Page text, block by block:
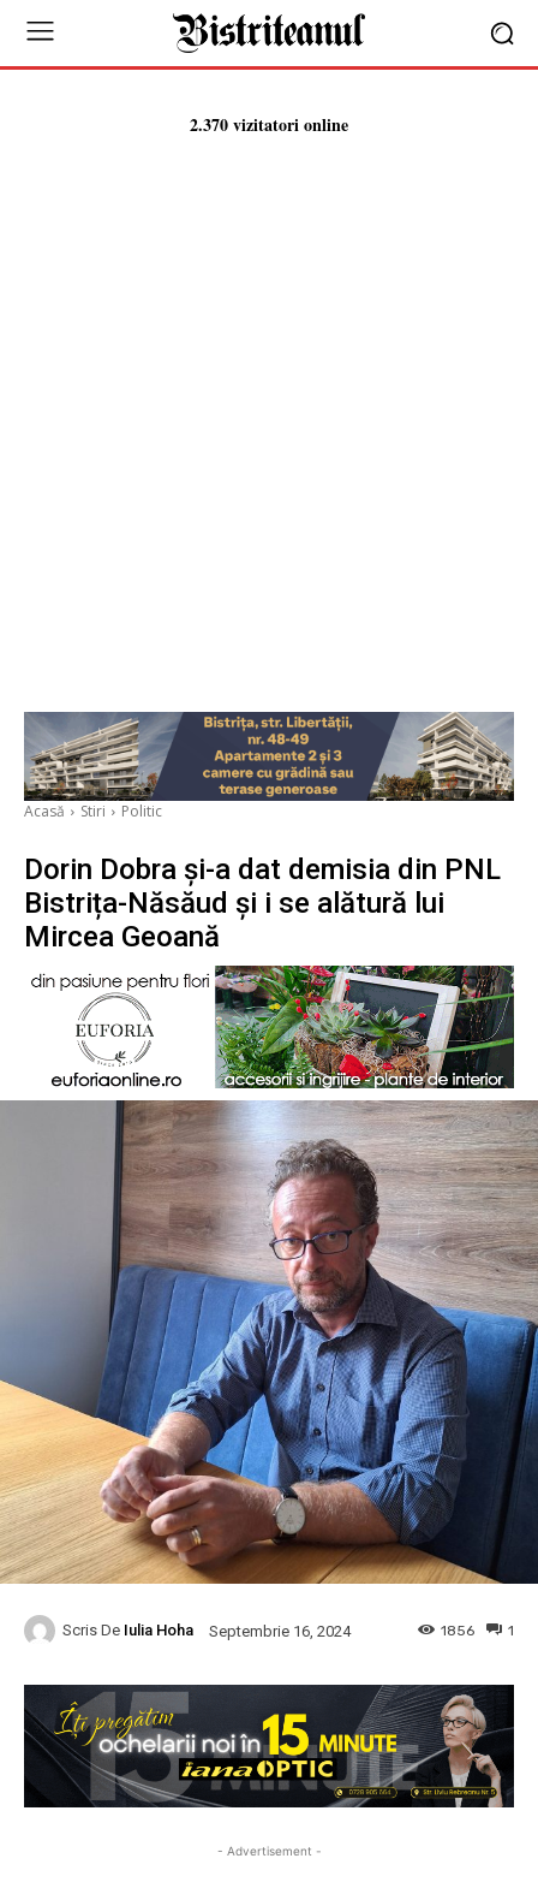
2.370 vizitatori online
Acasă Stiri Politic
Dorin Dobra și-a dat demisia din PNL
Bistrița-Năsăud și i se alătură lui
Mircea Geoană
Scris De Iulia Hoha Septembrie 16, 2024 1
1856
- Advertisement -